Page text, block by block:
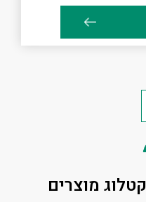
קטלוג מוצרים